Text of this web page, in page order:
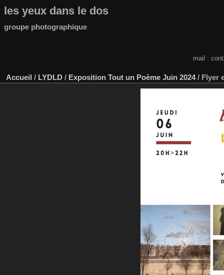
les yeux dans le dos
groupe photographique
mail :
Accueil / LYDLD / Exposition Tout un Poème Juin 2024/ Flyer